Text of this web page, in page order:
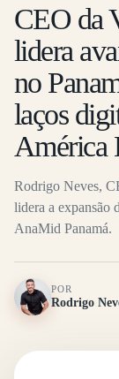
CEO da
lidera
no
laços
América
Rodrigo Neves,
lidera a expansão
AnaMid Panamá.
POR
Rodrigo